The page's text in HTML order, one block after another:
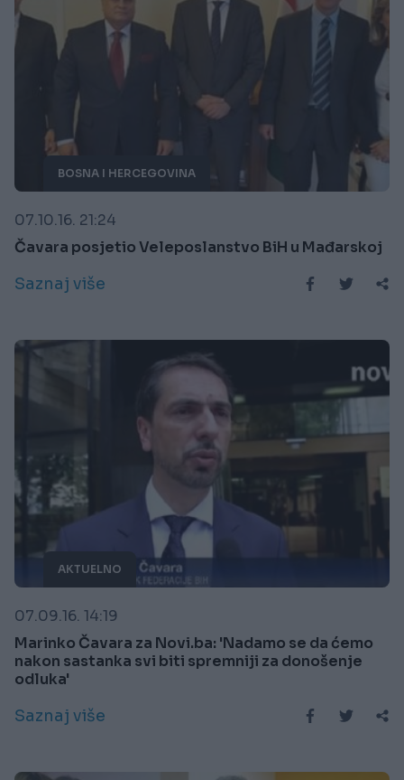
BOSNA I HERCEGOVINA
07.10.16. 21:24
Čavara posjetio Veleposlanstvo BiH u Mađarskoj
Saznaj više
AKTUELNO
07.09.16. 14:19
Marinko Čavara za Novi.ba: 'Nadamo se da ćemo
nakon sastanka svi biti spremniji za donošenje
odluka'
Saznaj više